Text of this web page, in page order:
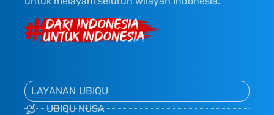
LAYANAN UBIQU
UBIQU NUSA